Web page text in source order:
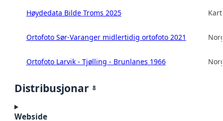
Høydedata Bilde Troms 2025
Ortofoto Sør-Varanger midlertidig ortofoto 2021
Ortofoto Larvik - Tjølling - Brunlanes 1966
Distribusjonar 8
Webside